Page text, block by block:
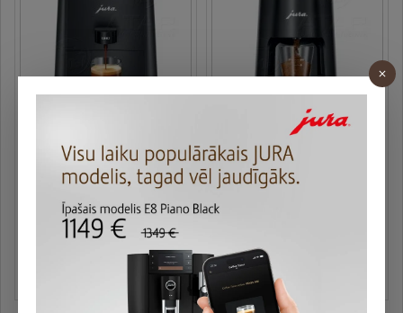
Kafijas automāts JURA
ONO Coffee Black (EA)
299.00 €
JURA kafijas dzirnaviņas
P.A.G. (EA)